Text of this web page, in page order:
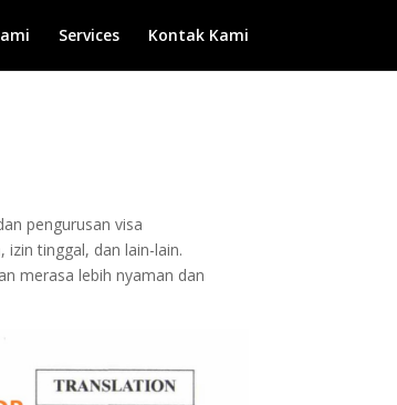
Services Kontak Kami
pengurusan visa
tinggal, dan lain-lain.
merasa lebih nyaman dan